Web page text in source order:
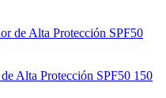
Alta Protección SPF50 150